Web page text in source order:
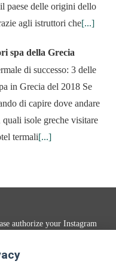
paese delle origini dello
agli istruttori che[...]
spa della Grecia
di successo: 3 delle
in Grecia del 2018 Se
di capire dove andare
quali isole greche visitare
termali[...]
authorize your Instagram